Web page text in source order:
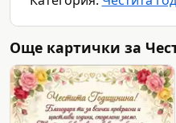
Още картички за